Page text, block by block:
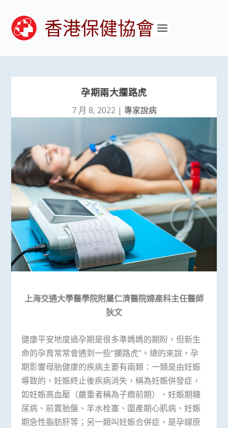
香港保健協會
孕期兩大攔路虎
7 月 8, 2022 | 專家說病
上海交通大學醫學院附屬仁濟醫院婦產科主任醫師
狄文
健康平安地度過孕期是很多準媽媽的期盼，但新生
命的孕育常常會遇到一些“攔路虎”。總的來說，孕
期影響母胎健康的疾病主要有兩類：一類是由妊娠
導致的，妊娠終止後疾病消失，稱為妊娠併發症，
如妊娠高血壓（嚴重者稱為子癇前期）、妊娠期糖
尿病、前置胎盤、羊水栓塞、圍產期心肌病、妊娠
期急性脂肪肝等；另一類叫妊娠合併症，是孕婦原